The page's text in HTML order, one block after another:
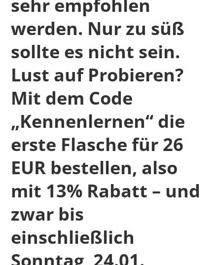
sehr empfohlen
werden. Nur zu süß
sollte es nicht sein.
Lust auf Probieren?
Mit dem Code
„Kennenlernen“ die
erste Flasche für 26
EUR bestellen, also
mit 13% Rabatt – und
zwar bis
einschließlich
Sonntag, 24.01.